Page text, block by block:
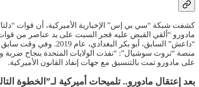
كشفت شبكة “سي بي إس” الإخبارية الأميركية، أن قوات
مادورو “ألقي القبض عليه فجر السبت على يد عناصر من
“داعش” السابق، أبو
منصة “تروث سوشيال”: “نفذت الولايات المتحدة بنجاح ضربة
على مادورو تمت بالتنسيق مع جهات إنفاذ القانون الأميركية.
بعد إعتقال مادورو.. تلميحات أميركية لـ”الخطوة